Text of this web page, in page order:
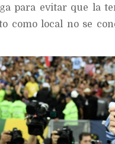
para evitar que la
como local no se